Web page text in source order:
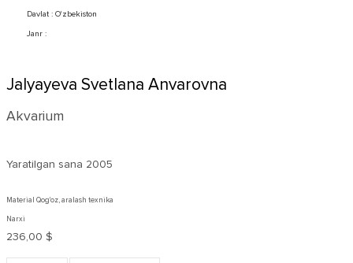
Davlat : O'zbekiston
Janr :
Jalyayeva Svetlana Anvarovna
Akvarium
Yaratilgan sana 2005
Material Qog'oz, aralash texnika
Narxi
236,00 $